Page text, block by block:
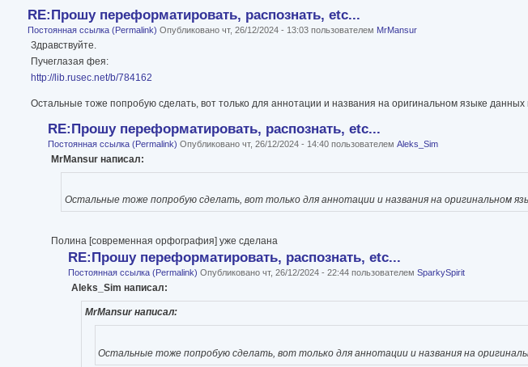
RE:Прошу переформатировать, распознать, etc...
Постоянная ссылка (Permalink) Опубликовано чт, 26/12/2024 - 13:03 пользователем MrMansur
Здравствуйте.
Пучеглазая фея:
http://lib.rusec.net/b/784162
Остальные тоже попробую сделать, вот только для аннотации и названия на оригинальном языке
RE:Прошу переформатировать, распознать, etc...
Постоянная ссылка (Permalink) Опубликовано чт, 26/12/2024 - 14:40 пользователем Aleks_Sim
MrMansur написал:
Остальные тоже попробую сделать, вот только для аннотации и названия на оригинальном
Полина [современная орфография] уже сделана
RE:Прошу переформатировать, распознать, etc...
Постоянная ссылка (Permalink) Опубликовано чт, 26/12/2024 - 22:44 пользователем SparkySpirit
Aleks_Sim написал:
MrMansur написал:
Остальные тоже попробую сделать, вот только для аннотации и названия на